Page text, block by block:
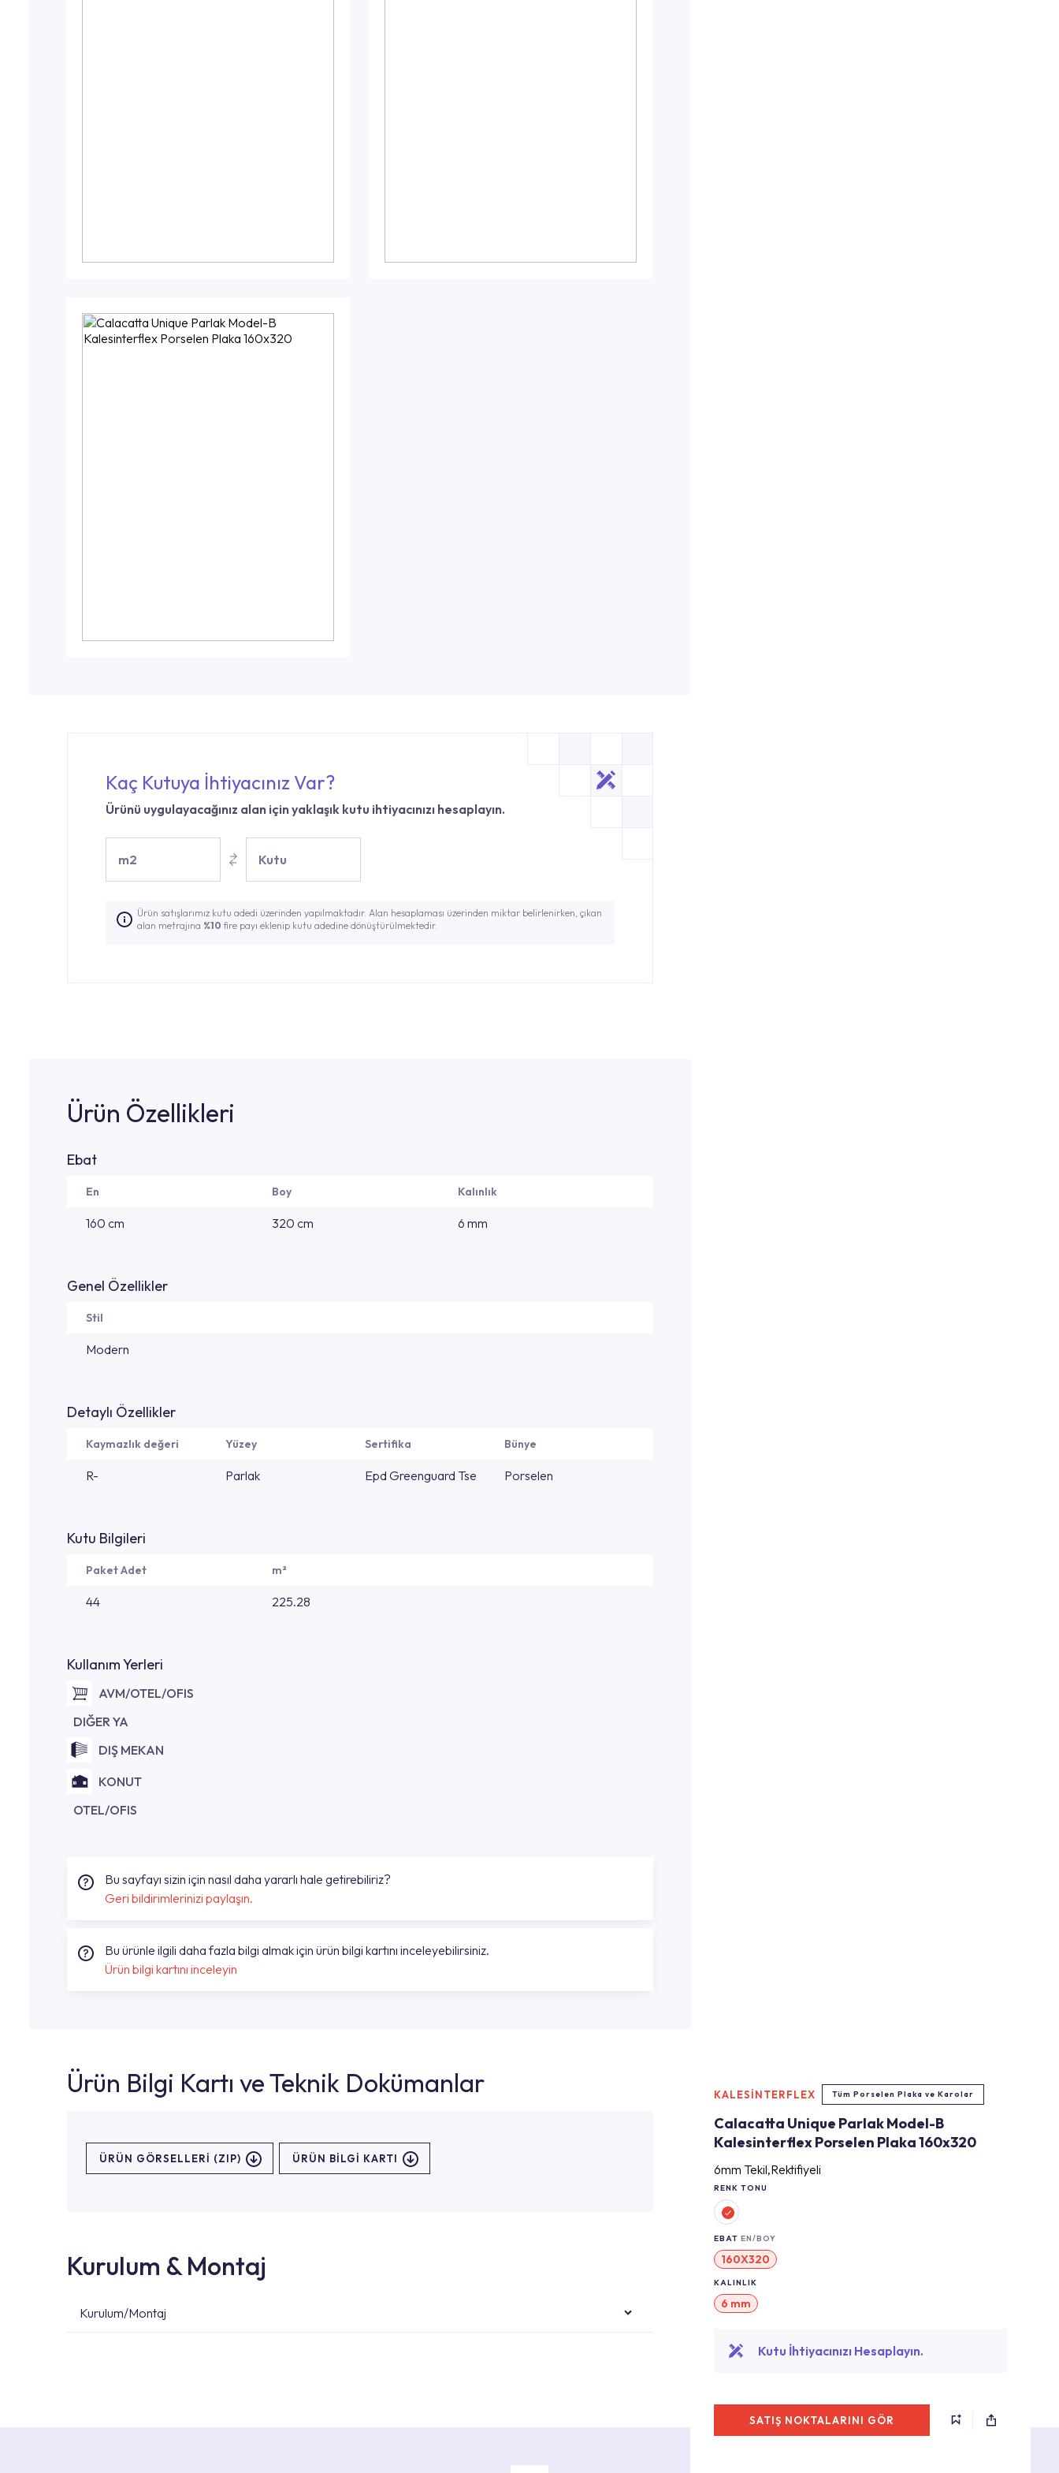
KALESİNTERFLEX Tüm Porselen Plaka ve Karolar
Calacatta Unique Parlak Model-B
Kalesinterflex Porselen Plaka 160x320
6mm Tekil,Rektifiyeli
RENK TONU
EBAT EN/BOY
160X320
KALINLIK
6 mm
Kutu İhtiyacınızı Hesaplayın.
SATIŞ NOKTALARINI GÖR
Kaç Kutuya İhtiyacınız Var?
Ürünü uygulayacağınız alan için yaklaşık kutu ihtiyacınızı hesaplayın.
m2 Kutu
Ürün satışlarımız kutu adedi üzerinden yapılmaktadır. Alan hesaplaması üzerinden miktar belirlenirken, çıkan
alan metrajına %10 fire payı eklenip kutu adedine dönüştürülmektedir.
Ürün Özellikleri
Ebat
En Boy Kalınlık
160 cm 320 cm 6 mm
Genel Özellikler
Stil
Modern
Detaylı Özellikler
Kaymazlık değeri Yüzey Sertifika Bünye
R- Parlak Epd Greenguard Tse Porselen
Kutu Bilgileri
Paket Adet m²
44 225.28
Kullanım Yerleri
AVM/OTEL/OFIS
DIĞER YA
DIŞ MEKAN
KONUT
OTEL/OFIS
Bu sayfayı sizin için nasıl daha yararlı hale getirebiliriz?
Geri bildirimlerinizi paylaşın.
Bu ürünle ilgili daha fazla bilgi almak için ürün bilgi kartını inceleyebilirsiniz.
Ürün bilgi kartını inceleyin
Ürün Bilgi Kartı ve Teknik Dokümanlar
ÜRÜN GÖRSELLERI (ZIP) ÜRÜN BILGI KARTI
Kurulum & Montaj
Kurulum/Montaj